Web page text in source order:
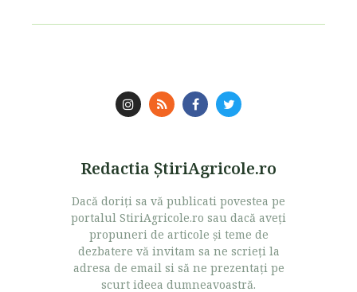
Redactia ŞtiriAgricole.ro
Dacă doriţi sa vă publicati povestea pe
portalul StiriAgricole.ro sau dacă aveţi
propuneri de articole şi teme de
dezbatere vă invitam sa ne scrieţi la
adresa de email si să ne prezentaţi pe
scurt ideea dumneavoastră.